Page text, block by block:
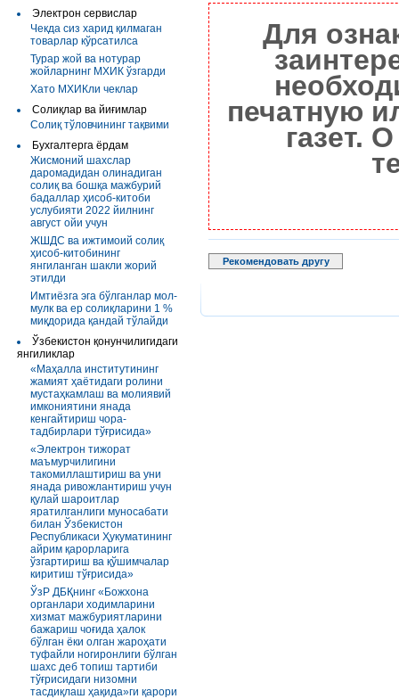
Электрон сервислар
Чекда сиз харид қилмаган
товарлар кўрсатилса
Турар жой ва нотурар
жойларнинг МХИК ўзгарди
Хато МХИКли чеклар
Солиқлар ва йиғимлар
Солиқ тўловчининг тақвими
Бухгалтерга ёрдам
Жисмоний шахслар
даромадидан олинадиган
солиқ ва бошқа мажбурий
бадаллар ҳисоб-китоби
услубияти 2022 йилнинг
август ойи учун
ЖШДС ва ижтимоий солиқ
ҳисоб-китобининг
янгиланган шакли жорий
этилди
Имтиёзга эга бўлганлар мол-
мулк ва ер солиқларини 1 %
миқдорида қандай тўлайди
Ўзбекистон қонунчилигидаги
янгиликлар
«Маҳалла институтининг
жамият ҳаётидаги ролини
мустаҳкамлаш ва молиявий
имкониятини янада
кенгайтириш чора-
тадбирлари тўғрисида»
«Электрон тижорат
маъмурчилигини
такомиллаштириш ва уни
янада ривожлантириш учун
қулай шароитлар
яратилганлиги муносабати
билан Ўзбекистон
Республикаси Ҳукуматининг
айрим қарорларига
ўзгартириш ва қўшимчалар
киритиш тўғрисида»
ЎзР ДБҚнинг «Божхона
органлари ходимларини
хизмат мажбуриятларини
бажариш чоғида ҳалок
бўлган ёки олган жароҳати
туфайли ногиронлиги бўлган
шахс деб топиш тартиби
тўғрисидаги низомни
тасдиқлаш ҳақида»ги қарори
Для
печатную
газет.
Рекомендовать другу